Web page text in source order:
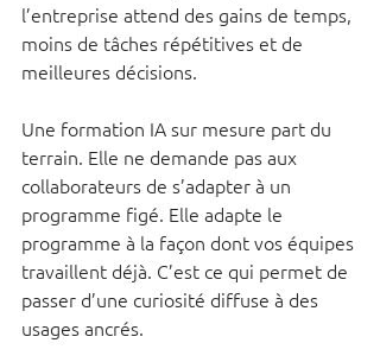
l’entreprise attend des gains de temps,
moins de tâches répétitives et de
meilleures décisions.
Une formation IA sur mesure part du
terrain. Elle ne demande pas aux
collaborateurs de s’adapter à un
programme figé. Elle adapte le
programme à la façon dont vos équipes
travaillent déjà. C’est ce qui permet de
passer d’une curiosité diffuse à des
usages ancrés.